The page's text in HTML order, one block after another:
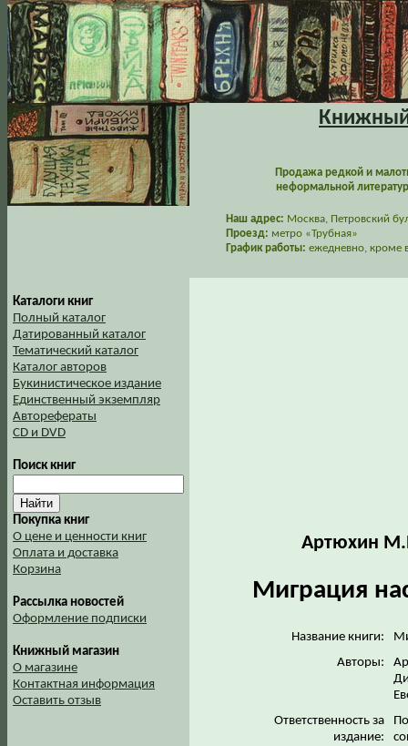
Книжный
Продажа редкой и
неформальной
Наш адрес: Москва, Петровский
Проезд: метро «Трубная»
График работы: ежедневно, кроме
Каталоги книг
Полный каталог
Датированный каталог
Тематический каталог
Каталог авторов
Букинистическое издание
Единственный экземпляр
Авторефераты
CD и DVD
Поиск книг
Покупка книг
О цене и ценности книг
Оплата и доставка
Корзина
Рассылка новостей
Оформление подписки
Книжный магазин
О магазине
Контактная информация
Оставить отзыв
Артюхин
Миграция
Название книги:
Авторы:
Ответственность за
издание: